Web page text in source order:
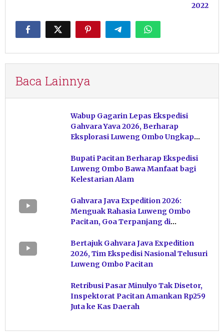
2022
Baca Lainnya
Wabup Gagarin Lepas Ekspedisi
Gahvara Yava 2026, Berharap
Eksplorasi Luweng Ombo Ungkap
Bupati Pacitan Berharap Ekspedisi
Luweng Ombo Bawa Manfaat bagi
Kelestarian Alam
Gahvara Java Expedition 2026:
Menguak Rahasia Luweng Ombo
Pacitan, Goa Terpanjang di
Bertajuk Gahvara Java Expedition
2026, Tim Ekspedisi Nasional Telusuri
Luweng Ombo Pacitan
Retribusi Pasar Minulyo Tak Disetor,
Inspektorat Pacitan Amankan Rp259
Juta ke Kas Daerah